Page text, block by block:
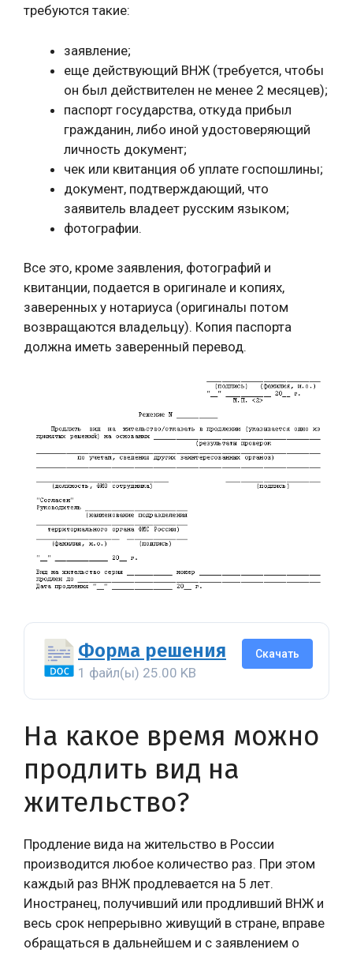
требуются такие:
заявление;
еще действующий ВНЖ (требуется, чтобы
он был действителен не менее 2 месяцев);
паспорт государства, откуда прибыл
гражданин, либо иной удостоверяющий
личность документ;
чек или квитанция об уплате госпошлины;
документ, подтверждающий, что
заявитель владеет русским языком;
фотографии.
Все это, кроме заявления, фотографий и
квитанции, подается в оригинале и копиях,
заверенных у нотариуса (оригиналы потом
возвращаются владельцу). Копия паспорта
должна иметь заверенный перевод.
Форма решения
1 файл(ы) 25.00 KB
Скачать
На какое время можно
продлить вид на
жительство?
Продление вида на жительство в России
производится любое количество раз. При этом
каждый раз ВНЖ продлевается на 5 лет.
Иностранец, получивший или продливший ВНЖ и
весь срок непрерывно живущий в стране, вправе
обращаться в дальнейшем и с заявлением о